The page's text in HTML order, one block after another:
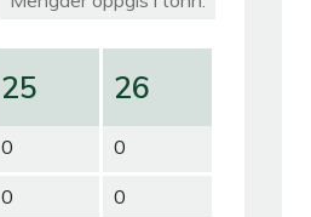
25
0
0
26
0
0